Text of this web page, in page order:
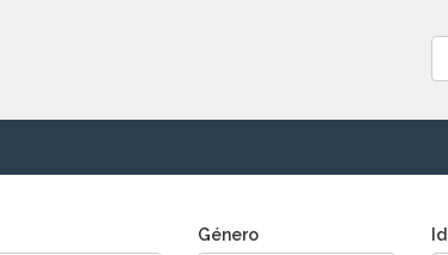
Género